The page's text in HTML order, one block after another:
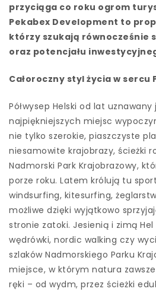
przyciąga co roku ogrom
Pekabex Development to
którzy szukają równocześnie
oraz potencjału
Całoroczny styl życia w sercu
Półwysep Helski od lat
najpiękniejszych miejsc
nie tylko szerokie, piaszczyste
niesamowite krajobrazy, ścieżki
Nadmorski Park Krajobrazowy,
porze roku. Latem królują tu
windsurfing, kitesurfing,
możliwe dzięki wyjątkowo
stronie zatoki. Jesienią i zimą
wędrówki, nordic walking czy
szlaków Nadmorskiego Parku
miejsce, w którym natura
ręki – od wydm, przez ścieżki